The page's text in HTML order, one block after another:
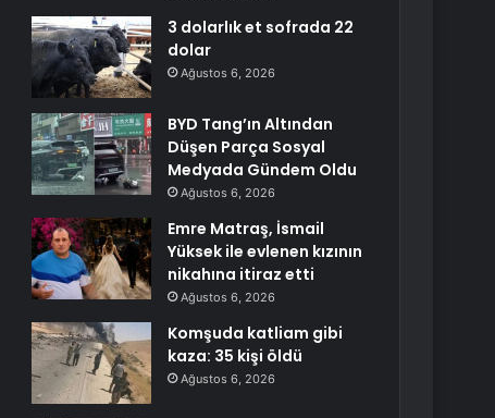
3 dolarlık et sofrada 22
dolar
Ağustos 6, 2026
BYD Tang’ın Altından
Düşen Parça Sosyal
Medyada Gündem Oldu
Ağustos 6, 2026
Emre Matraş, İsmail
Yüksek ile evlenen kızının
nikahına itiraz etti
Ağustos 6, 2026
Komşuda katliam gibi
kaza: 35 kişi öldü
Ağustos 6, 2026